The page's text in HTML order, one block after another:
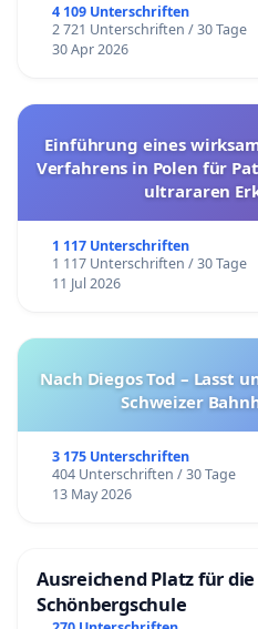
4 109 Unterschriften
2 721 Unterschriften / 30 Tage
30 Apr 2026
Einführung eines
Verfahrens in Polen für
ultrararen
1 117 Unterschriften
1 117 Unterschriften / 30 Tage
11 Jul 2026
Nach Diegos Tod – Lasst
Schweizer
3 175 Unterschriften
404 Unterschriften / 30 Tage
13 May 2026
Ausreichend Platz für
Schönbergschule